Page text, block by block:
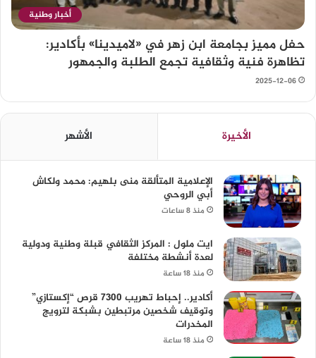
أخبار وطنية
حفل مميز بجامعة ابن زهر في «لاميدينا» بأكادير:
تظاهرة فنية وثقافية تجمع الطلبة والجمهور
2025-12-06
الأخيرة الأشهر
الإعلامية المتألقة منى بلهيم: محمد ولكاش
أبي الروحي
منذ 8 ساعات
ايت ملول : المركز الثقافي قبلة وطنية ودولية
لعدة أنشطة مختلفة
منذ 18 ساعة
أكادير.. إحباط تهريب 7300 قرص “إكستازي”
وتوقيف شخصين مرتبطين بشبكة لترويج
المخدرات
منذ 18 ساعة